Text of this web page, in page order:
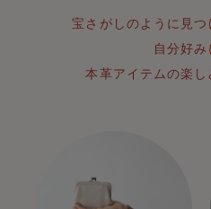
宝さがしのように見つ
自分好
本革アイテムの楽し